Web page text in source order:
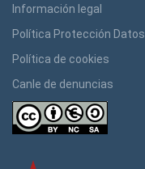
Información legal
Política Protección Datos
Política de cookies
Canle de denuncias